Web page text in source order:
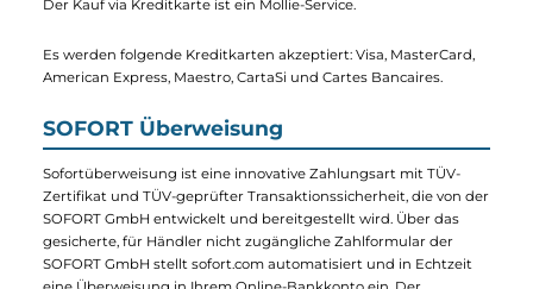
Übersendung einer Monatsrechnung durch Klarna fällig.
Weitere Informationen zum Ratenkauf einschließlich der
Allgemeinen Geschäftsbedingungen und der europäischen
Standardinformationen für Verbraucherkredite finden Sie
Kauf via Kreditkarte
Der Kauf via Kreditkarte ist ein Mollie-Service.